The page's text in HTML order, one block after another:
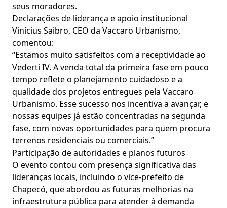
seus moradores.
Declarações de liderança e apoio institucional
Vinícius Saibro, CEO da Vaccaro Urbanismo,
comentou:
“Estamos muito satisfeitos com a receptividade ao
Vederti IV. A venda total da primeira fase em pouco
tempo reflete o planejamento cuidadoso e a
qualidade dos projetos entregues pela Vaccaro
Urbanismo. Esse sucesso nos incentiva a avançar, e
nossas equipes já estão concentradas na segunda
fase, com novas oportunidades para quem procura
terrenos residenciais ou comerciais.”
Participação de autoridades e planos futuros
O evento contou com presença significativa das
lideranças locais, incluindo o vice-prefeito de
Chapecó, que abordou as futuras melhorias na
infraestrutura pública para atender à demanda